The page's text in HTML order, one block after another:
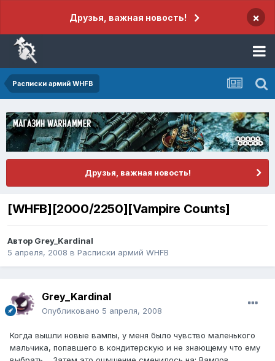
Друзья, важная новость! ×
Расписки армий WHFB
Друзья, важная новость!
[WHFB][2000/2250][Vampire Counts]
Автор Grey_Kardinal
5 апреля, 2008 в Расписки армий WHFB
Grey_Kardinal
Опубликовано 5 апреля, 2008
Когда вышли новые вампы, у меня было чувство маленького
мальчика, попавшего в кондитерскую и не знающему что ему